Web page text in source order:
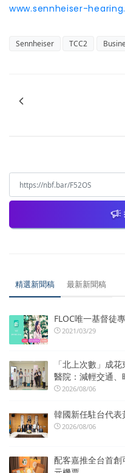
www.sennheiser-
Sennheiser TCC2
精選新聞稿 最新新聞稿
FLOC唯一基督徒
2021/03/29
「北上次數」成
醫院：減輕交通
2026/08/06
韓國新任駐台代
2026/08/06
配客嘉推全台首